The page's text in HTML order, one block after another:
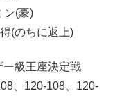
(豪)
(のちに返上)
級王座決定戦
、120-108、120-